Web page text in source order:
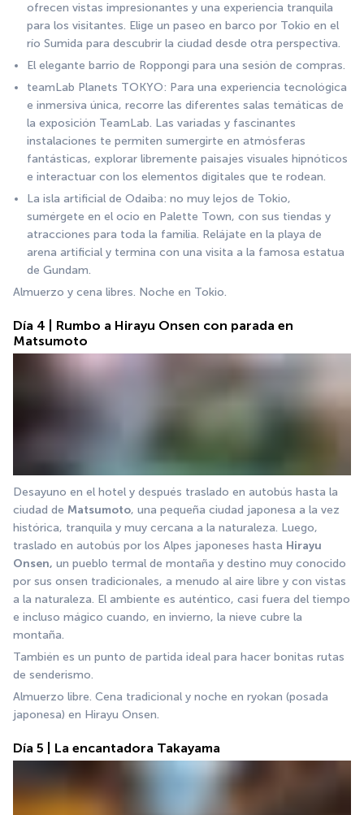
ofrecen vistas impresionantes y una experiencia tranquila
para los visitantes. Elige un paseo en barco por Tokio en el
río Sumida para descubrir la ciudad desde otra perspectiva.
El elegante barrio de Roppongi para una sesión de compras.
teamLab Planets TOKYO: Para una experiencia tecnológica
e inmersiva única, recorre las diferentes salas temáticas de
la exposición TeamLab. Las variadas y fascinantes
instalaciones te permiten sumergirte en atmósferas
fantásticas, explorar libremente paisajes visuales hipnóticos
e interactuar con los elementos digitales que te rodean.
La isla artificial de Odaiba: no muy lejos de Tokio,
sumérgete en el ocio en Palette Town, con sus tiendas y
atracciones para toda la familia. Relájate en la playa de
arena artificial y termina con una visita a la famosa estatua
de Gundam.
Almuerzo y cena libres. Noche en Tokio.
Día 4 | Rumbo a Hirayu Onsen con parada en
Matsumoto
Desayuno en el hotel y después traslado en autobús hasta la
ciudad de Matsumoto, una pequeña ciudad japonesa a la vez
histórica, tranquila y muy cercana a la naturaleza. Luego,
traslado en autobús por los Alpes japoneses hasta Hirayu
Onsen, un pueblo termal de montaña y destino muy conocido
por sus onsen tradicionales, a menudo al aire libre y con vistas
a la naturaleza. El ambiente es auténtico, casi fuera del tiempo
e incluso mágico cuando, en invierno, la nieve cubre la
montaña.
También es un punto de partida ideal para hacer bonitas rutas
de senderismo.
Almuerzo libre. Cena tradicional y noche en ryokan (posada
japonesa) en Hirayu Onsen.
Día 5 | La encantadora Takayama